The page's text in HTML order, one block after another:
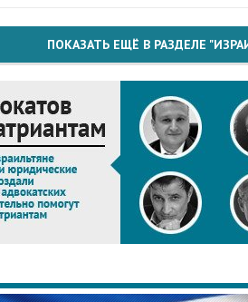
ПОКАЗАТЬ ЕЩЁ В РАЗДЕЛЕ